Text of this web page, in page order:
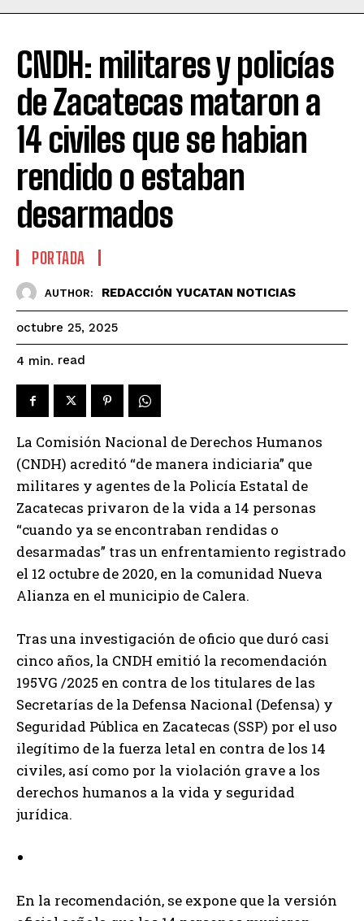
CNDH: militares y policías
de Zacatecas mataron a
14 civiles que se habian
rendido o estaban
desarmados
PORTADA
AUTHOR: REDACCIÓN YUCATAN NOTICIAS
octubre 25, 2025
4 min. read
La Comisión Nacional de Derechos Humanos
(CNDH) acreditó “de manera indiciaria” que
militares y agentes de la Policía Estatal de
Zacatecas privaron de la vida a 14 personas
“cuando ya se encontraban rendidas o
desarmadas” tras un enfrentamiento registrado
el 12 octubre de 2020, en la comunidad Nueva
Alianza en el municipio de Calera.
Tras una investigación de oficio que duró casi
cinco años, la CNDH emitió la recomendación
195VG /2025 en contra de los titulares de las
Secretarías de la Defensa Nacional (Defensa) y
Seguridad Pública en Zacatecas (SSP) por el uso
ilegítimo de la fuerza letal en contra de los 14
civiles, así como por la violación grave a los
derechos humanos a la vida y seguridad
jurídica.
En la recomendación, se expone que la versión